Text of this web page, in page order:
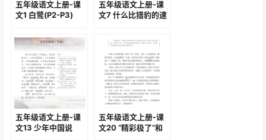
五年级语文上册-课
文1 白鹭(P2-P3)
五年级语文上册-课
文7 什么比猎豹的速
五年级语文上册-课
文13 少年中国说
五年级语文上册-课
文20 “精彩极了”和